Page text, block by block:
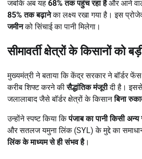
जबकि अब यह 68% तक पहुंच रहा हैऔर आने
85% तक बढ़ानेका लक्ष्य रखा गया है। इस
जमीनको सिंचाई का पानी मिलेगा।
सीमावर्ती क्षेत्रों के किसानों को
मुख्यमंत्री ने बताया कि केंद्र सरकार ने बॉर्डर
करीब शिफ्ट करने कीसैद्धांतिक मंजूरीदी है।
जलालाबाद जैसे बॉर्डर क्षेत्रों के किसानबिना
उन्होंने स्पष्ट किया किपंजाब का पानी किसी अन्य
और सतलज यमुना लिंक (SYL) के मुद्दे का
लिंक के माध्यम से ही संभव है।